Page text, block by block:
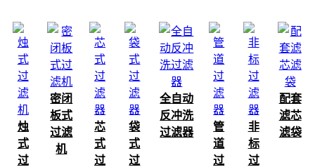
烛
式
过
密闭
板式
过滤
机
芯
式
过
袋
式
过
全自动
反冲洗
过滤器
管
道
过
非
标
过
配套
滤芯
滤袋